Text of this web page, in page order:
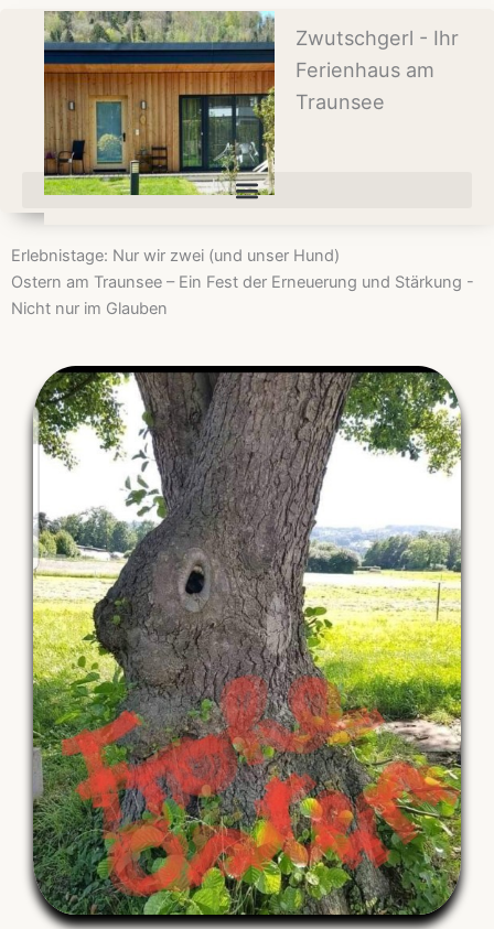
springen
Zwutschgerl - Ihr
Ferienhaus am
Traunsee
Erlebnistage: Nur wir zwei (und unser Hund)
Ostern am Traunsee – Ein Fest der Erneuerung und Stärkung -
Nicht nur im Glauben